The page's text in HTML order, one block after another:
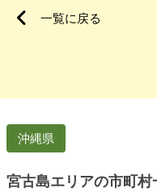
一覧に戻る
沖縄県
宮古島エリアの市町村